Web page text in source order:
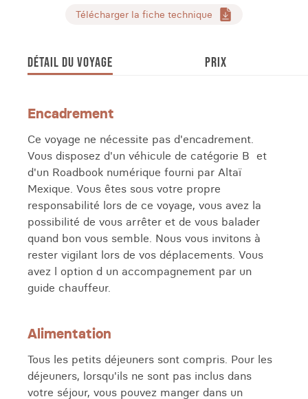
Télécharger la fiche technique
DÉTAIL DU VOYAGE PRIX
Encadrement
Ce voyage ne nécessite pas d'encadrement.
Vous disposez d'un véhicule de catégorie B et
d'un Roadbook numérique fourni par Altaï
Mexique. Vous êtes sous votre propre
responsabilité lors de ce voyage, vous avez la
possibilité de vous arrêter et de vous balader
quand bon vous semble. Nous vous invitons à
rester vigilant lors de vos déplacements. Vous
avez l option d un accompagnement par un
guide chauffeur.
Alimentation
Tous les petits déjeuners sont compris. Pour les
déjeuners, lorsqu'ils ne sont pas inclus dans
votre séjour, vous pouvez manger dans un